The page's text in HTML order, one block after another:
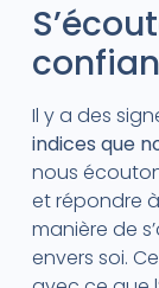
Il y a des
indices que
nous
et répondre à
manière de
envers soi.